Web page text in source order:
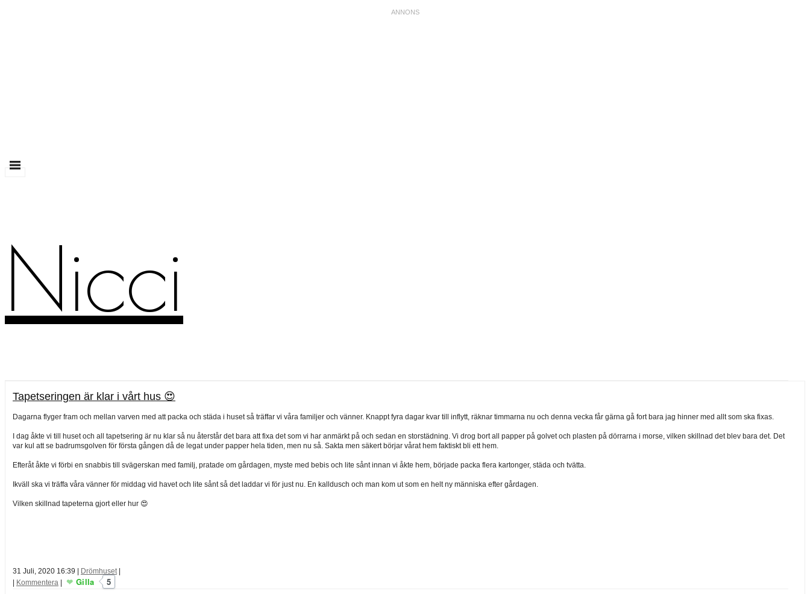
Nicci
Tapetseringen är klar i vårt hus 😍
Dagarna flyger fram och mellan varven med att packa och städa i huset så träffar vi våra familjer och vänner. Knappt fyra dagar kvar till inflytt, räknar timmarna nu och denna vecka får gärna gå fort bara jag hinner med allt som ska fixas.
I dag åkte vi till huset och all tapetsering är nu klar så nu återstår det bara att fixa det som vi har anmärkt på och sedan en storstädning. Vi drog bort all papper på golvet och plasten på dörrarna i morse, vilken skillnad det blev bara det. Det
var kul att se badrumsgolven för första gången då de legat under papper hela tiden, men nu så. Sakta men säkert börjar vårat hem faktiskt bli ett hem.
Efteråt åkte vi förbi en snabbis till svägerskan med familj, pratade om gårdagen, myste med bebis och lite sånt innan vi åkte hem, började packa flera kartonger, städa och tvätta.
Ikväll ska vi träffa våra vänner för middag vid havet och lite sånt så det laddar vi för just nu. En kalldusch och man kom ut som en helt ny människa efter gårdagen.
Vilken skillnad tapeterna gjort eller hur 😍
31 Juli, 2020 16:39 Drömhuset
Kommentera 5
Gilla